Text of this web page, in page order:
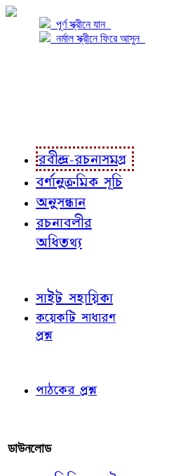
পূর্ণ স্ক্রীনে যান
নর্মাল স্ক্রীনে ফিরে আসুন
রবীন্দ্র-রচনাসমগ্র
বর্ণানুক্রমিক সূচি
অনুসন্ধান
রচনাবলীর
অধিতথ্য
সাইট সহায়িকা
কয়েকটি সাধারণ
প্রশ্ন
পাঠকের প্রশ্ন
ডাউনলোড